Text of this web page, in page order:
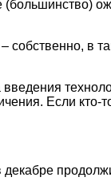
в
Если кто-